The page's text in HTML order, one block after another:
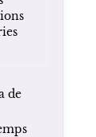
de